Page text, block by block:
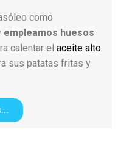
como
empleamos huesos
calentar el aceite alto
sus patatas fritas y